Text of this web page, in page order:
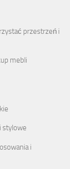
przestrzeń i
mebli
stylowe
i